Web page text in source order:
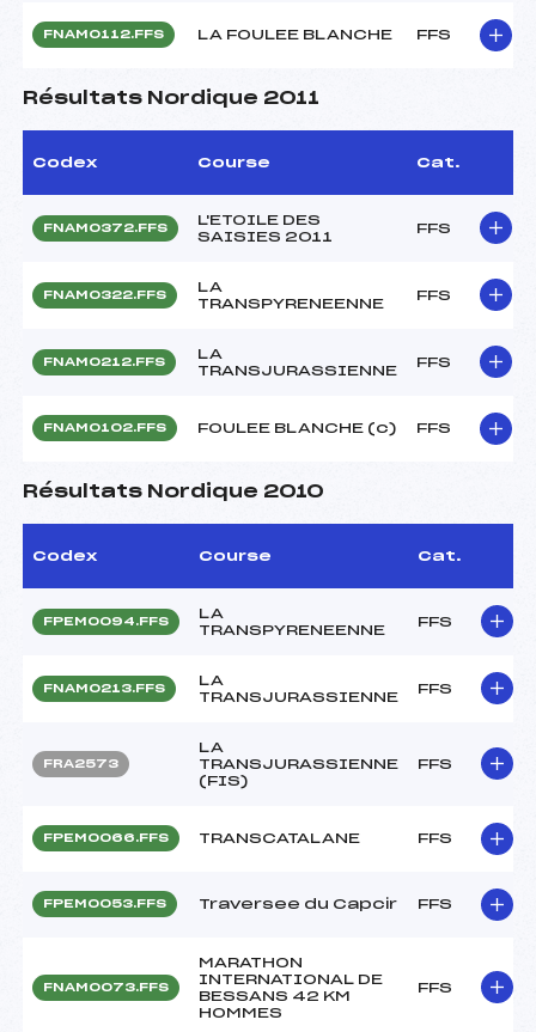
FNAM0112.FFS LA FOULEE BLANCHE FFS
Résultats Nordique 2011
Codex Course Cat.
FNAM0372.FFS
L'ETOILE DES
SAISIES 2011
FFS
FNAM0322.FFS
LA
TRANSPYRENEENNE
FFS
FNAM0212.FFS
LA
TRANSJURASSIENNE
FFS
FNAM0102.FFS FOULEE BLANCHE (c) FFS
Résultats Nordique 2010
Codex Course Cat.
FPEM0094.FFS
LA
TRANSPYRENEENNE
FFS
FNAM0213.FFS
LA
TRANSJURASSIENNE
FFS
FRA2573
LA
TRANSJURASSIENNE
(FIS)
FFS
FPEM0066.FFS TRANSCATALANE FFS
FPEM0053.FFS Traversee du Capcir FFS
FNAM0073.FFS
MARATHON
INTERNATIONAL DE
BESSANS 42 KM
HOMMES
FFS